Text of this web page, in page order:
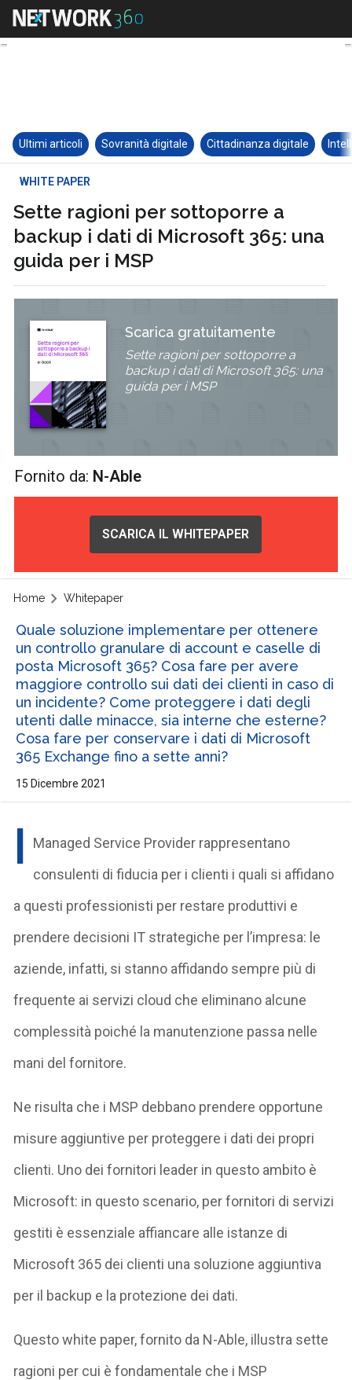
Ultimi articoli Sovranità digitale Cittadinanza digitale
WHITE PAPER
Sette ragioni per sottoporre a
backup i dati di Microsoft 365: una
guida per i MSP
Scarica gratuitamente
Sette ragioni per sottoporre a
backup i dati di Microsoft 365: una
guida per i MSP
Fornito da: N-Able
SCARICA IL WHITEPAPER
Home Whitepaper
Quale soluzione implementare per ottenere
un controllo granulare di account e caselle di
posta Microsoft 365? Cosa fare per avere
maggiore controllo sui dati dei clienti in caso di
un incidente? Come proteggere i dati degli
utenti dalle minacce, sia interne che esterne?
Cosa fare per conservare i dati di Microsoft
365 Exchange fino a sette anni?
15 Dicembre 2021
I
Managed Service Provider rappresentano
consulenti di fiducia per i clienti i quali si affidano
a questi professionisti per restare produttivi e
prendere decisioni IT strategiche per l’impresa: le
aziende, infatti, si stanno affidando sempre più di
frequente ai servizi cloud che eliminano alcune
complessità poiché la manutenzione passa nelle
mani del fornitore.
Ne risulta che i MSP debbano prendere opportune
misure aggiuntive per proteggere i dati dei propri
clienti. Uno dei fornitori leader in questo ambito è
Microsoft: in questo scenario, per fornitori di servizi
gestiti è essenziale affiancare alle istanze di
Microsoft 365 dei clienti una soluzione aggiuntiva
per il backup e la protezione dei dati.
Questo white paper, fornito da N-Able, illustra sette
ragioni per cui è fondamentale che i MSP